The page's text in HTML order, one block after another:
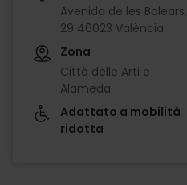
Avenida de les Balears,
29 46023 València
Zona
Città delle Arti e
Alameda
Adattato a mobilità
ridotta